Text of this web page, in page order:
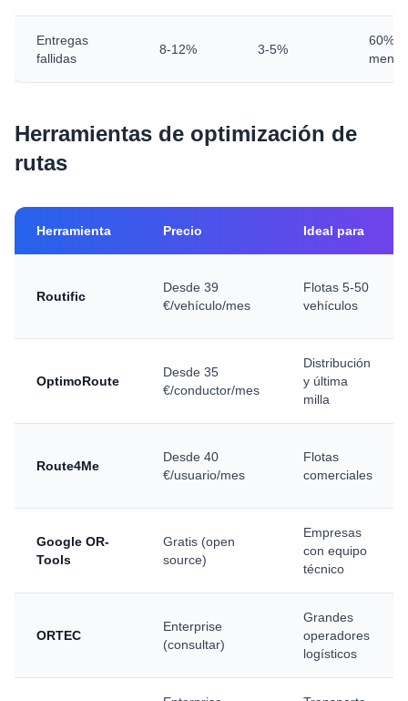
Entregas
fallidas
8-12% 3-5%
60%
menos
Herramientas de optimización de
rutas
Herramienta Precio Ideal para
Routific
Desde 39
€/vehículo/mes
Flotas 5-50
vehículos
OptimoRoute
Desde 35
€/conductor/mes
Distribución
y última
milla
Route4Me
Desde 40
€/usuario/mes
Flotas
comerciales
Google OR-
Tools
Gratis (open
source)
Empresas
con equipo
técnico
ORTEC
Enterprise
(consultar)
Grandes
operadores
logísticos